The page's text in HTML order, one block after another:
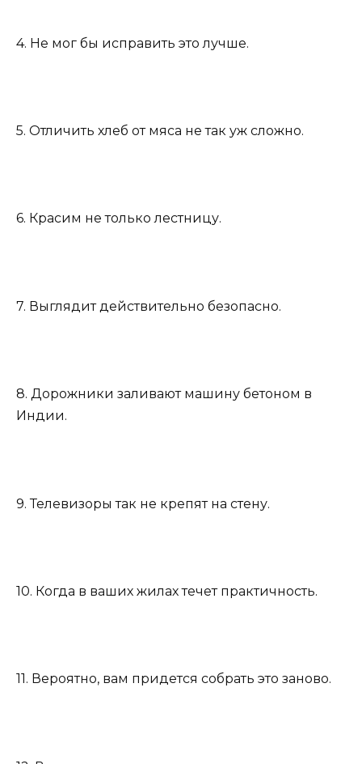
4. Не мог бы исправить это лучше.
5. Отличить хлеб от мяса не так уж сложно.
6. Красим не только лестницу.
7. Выглядит действительно безопасно.
8. Дорожники заливают машину бетоном в
Индии.
9. Телевизоры так не крепят на стену.
10. Когда в ваших жилах течет практичность.
11. Вероятно, вам придется собрать это заново.